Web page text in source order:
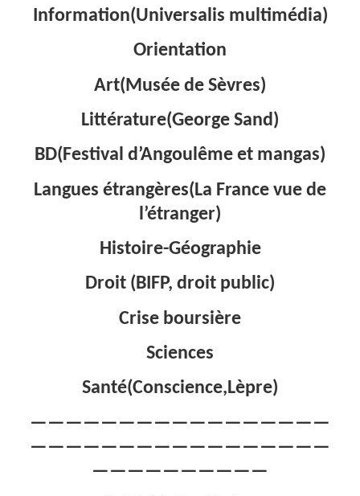
Information(Universalis multimédia)
Orientation
Art(Musée de Sèvres)
Littérature(George Sand)
BD(Festival d’Angoulême et mangas)
Langues étrangères(La France vue de
l’étranger)
Histoire-Géographie
Droit (BIFP, droit public)
Crise boursière
Sciences
Santé(Conscience,Lèpre)
—————————————————
—————————————————
——————————